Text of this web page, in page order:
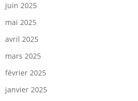
juin 2025
mai 2025
avril 2025
mars 2025
février 2025
janvier 2025